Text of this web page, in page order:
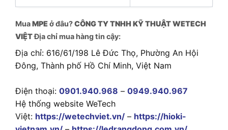
MuaMPEở đâu?CÔNG TY TNHH KỸ THUẬT WETECH
VIỆTĐịa chỉ mua hàng tin cậy:
Địa chỉ: 616/61/198 Lê Đức Thọ, Phường An Hội
Đông, Thành phố Hồ Chí Minh, Việt Nam
Điện thoại: 0901.940.968 – 0949.940.967
Hệ thống website WeTech
Việt: https://wetechviet.vn/ – https://hioki-